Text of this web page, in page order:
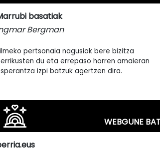
basatiak
Bergman
pertsonaia nagusiak bere bizitza
du eta errepaso horren amaieran
izpi batzuk agertzen dira.
WEBGUNE